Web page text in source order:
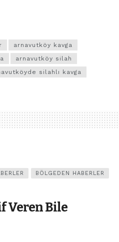
arnavutköy kavga
arnavutköy silah
silahlı kavga
BÖLGEDEN HABERLER
Veren Bile